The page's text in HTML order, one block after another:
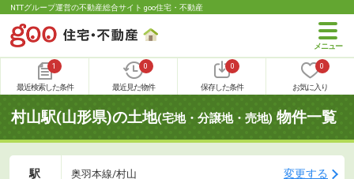
NTTグループ運営の不動産総合サイト goo住宅・不動産
1
最近検索した条件
0
最近見た物件
0
保存した条件
0
お気に入り
村山駅(山形県)の土地(宅地・分譲地・売地) 物件一覧
駅 奥羽本線/村山 変更する